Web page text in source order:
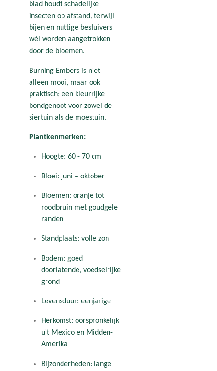
blad houdt schadelijke
insecten op afstand, terwijl
bijen en nuttige bestuivers
wél worden aangetrokken
door de bloemen.
Burning Embers is niet
alleen mooi, maar ook
praktisch; een kleurrijke
bondgenoot voor zowel de
siertuin als de moestuin.
Plantkenmerken:
Hoogte: 60 - 70 cm
Bloei: juni – oktober
Bloemen: oranje tot
roodbruin met goudgele
randen
Standplaats: volle zon
Bodem: goed
doorlatende, voedselrijke
grond
Levensduur: eenjarige
Herkomst: oorspronkelijk
uit Mexico en Midden-
Amerika
Bijzonderheden: lange